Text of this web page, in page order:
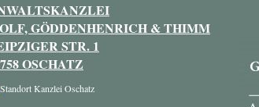
GÖDDENHENRICH & THIMM
STR. 1
OSCHATZ